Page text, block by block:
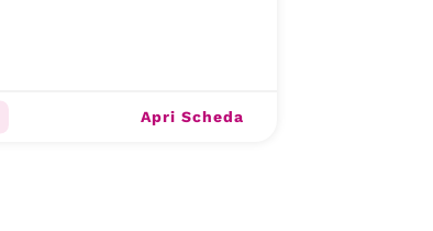
Apri Scheda